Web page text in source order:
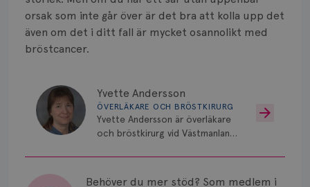
orsak som inte går över är det bra att kolla upp det
även om det i ditt fall är mycket osannolikt med
bröstcancer.
Yvette Andersson
ÖVERLÄKARE OCH BRÖSTKIRURG
Yvette Andersson är överläkare
och bröstkirurg vid Västmanlands
Behöver du mer stöd? Som medlem i
Risker
Spridd bröstcancer
Vätska